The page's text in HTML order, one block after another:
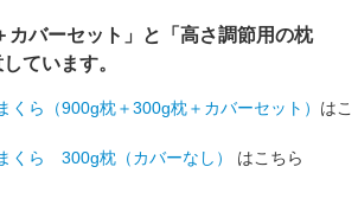
カバーセット」と「高さ調節用の枕
ています。
くら（900g枕＋300g枕＋カバーセット） はこ
くら 300g枕（カバーなし） はこちら